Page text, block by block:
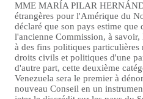
MME MARÍA PILAR
étrangères pour l'Amérique du
déclaré que son pays estime
l'ancienne Commission, à
à des fins politiques particulières
droits civils et politiques d'une
d'autre part, cette deuxième
Venezuela sera le premier à
nouveau Conseil en un